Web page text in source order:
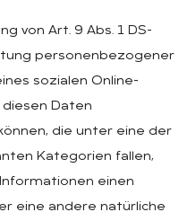
von Art. 9 Abs. 1 DS-
personenbezogener
sozialen Online-
Daten
die unter eine der
Kategorien fallen,
einen
eine andere natürliche